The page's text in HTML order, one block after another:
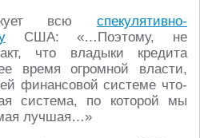
всю спекулятивно-
США: «…Поэтому, не
что владыки кредита
время огромной власти,
финансовой системе что-
система, по которой мы
лучшая…»